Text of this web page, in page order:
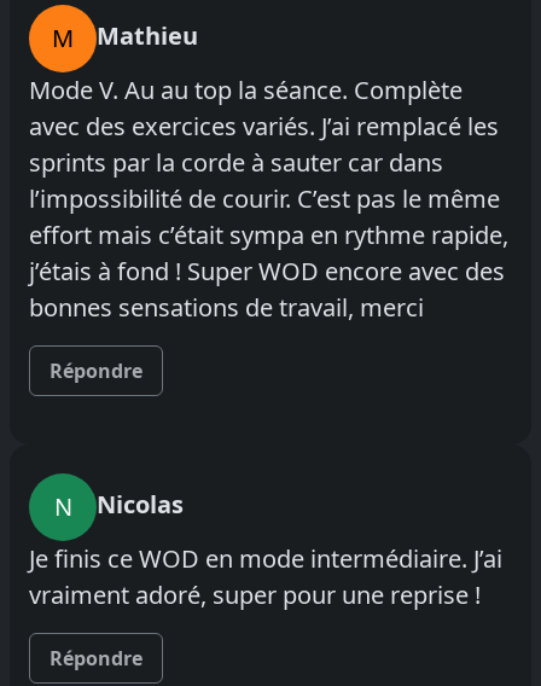
M
Mathieu
Mode V. Au au top la séance. Complète
avec des exercices variés. J’ai remplacé les
sprints par la corde à sauter car dans
l’impossibilité de courir. C’est pas le même
effort mais c’était sympa en rythme rapide,
j’étais à fond ! Super WOD encore avec des
bonnes sensations de travail, merci
Répondre
N
Nicolas
Je finis ce WOD en mode intermédiaire. J’ai
vraiment adoré, super pour une reprise !
Répondre